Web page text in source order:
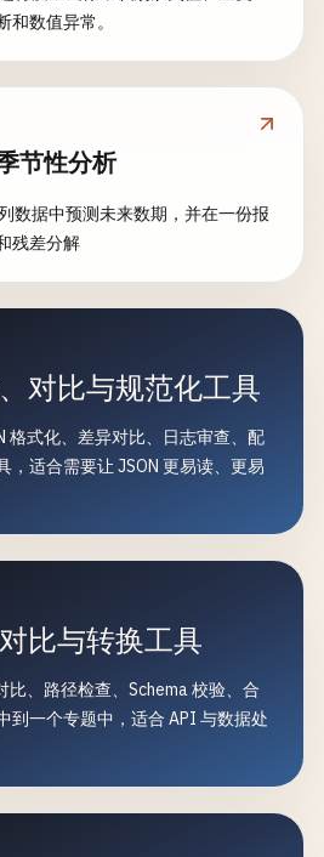
数值异常。
节性分析
数据中预测未来数期，并在一份报
残差分解
对比与规范化工具
格式化、差异对比、日志审查、配
，适合需要让 JSON 更易读、更易
比与转换工具
比、路径检查、Schema 校验、合
到一个专题中，适合 API 与数据处